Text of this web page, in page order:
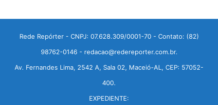
Rede Repórter - CNPJ: 07.628.309/0001-70 - Contato: (82)
98762-0146 - redacao@redereporter.com.br.
Av. Fernandes Lima, 2542 A, Sala 02, Maceió-AL, CEP: 57052-
400.
EXPEDIENTE: